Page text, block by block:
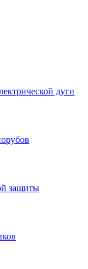
дуги
защиты